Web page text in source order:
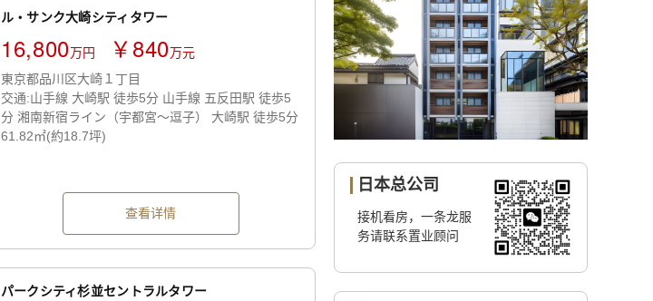
ル・サンク大崎シティタワー
16,800万円 ￥840万元
東京都品川区大崎１丁目
交通:山手線 大崎駅 徒歩5分 山手線 五反田駅 徒歩5
分 湘南新宿ライン（宇都宮～逗子） 大崎駅 徒歩5分
61.82㎡(約18.7坪)
查看详情
パークシティ杉並セントラルタワー
日本总公司
接机看房，一条龙服
务请联系置业顾问